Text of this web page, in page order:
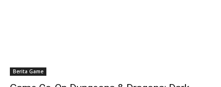
Berita Game